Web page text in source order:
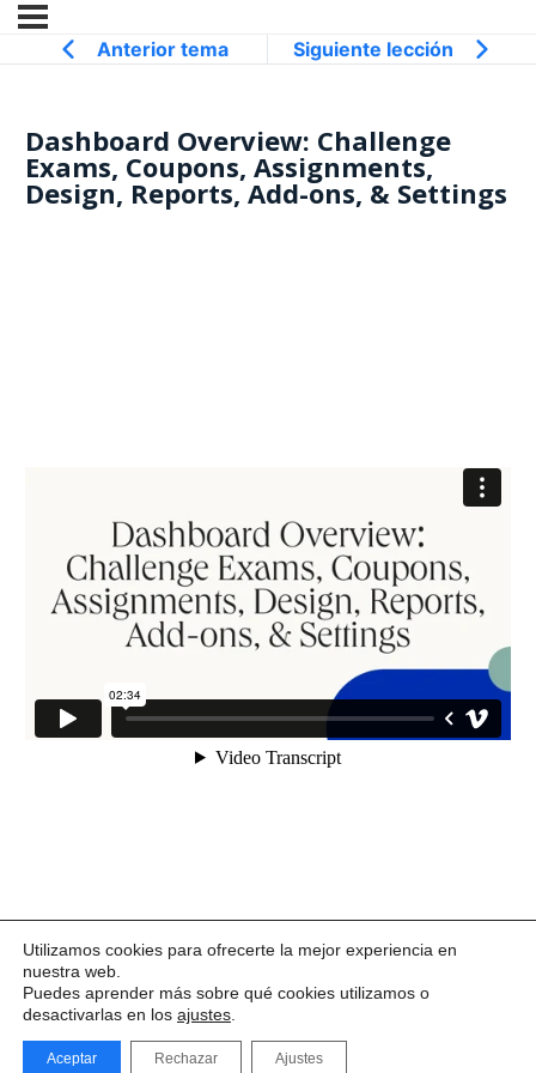
anterior tema siguiente lección
Dashboard Overview: Challenge
Exams, Coupons, Assignments,
Design, Reports, Add-ons, & Settings
Utilizamos cookies para ofrecerte la mejor experiencia en
nuestra web.
Puedes aprender más sobre qué cookies utilizamos o
desactivarlas en los ajustes
Aceptar Rechazar Ajustes